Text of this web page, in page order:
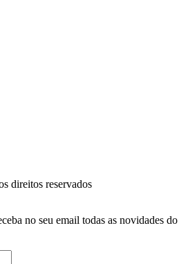
direitos reservados
no seu email todas as novidades do